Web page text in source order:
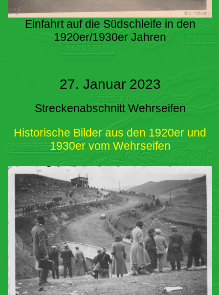
Einfahrt auf die Südschleife in den
1920er/1930er Jahren
27. Januar 2023
Streckenabschnitt Wehrseifen
Historische Bilder aus den 1920er und
1930er vom Wehrseifen